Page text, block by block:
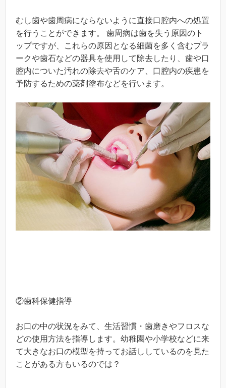
むし歯や歯周病にならないように直接口腔内への処置
を行うことができます。 歯周病は歯を失う原因のト
ップですが、これらの原因となる細菌を多く含むプラ
ークや歯石などの器具を使用して除去したり、歯や口
腔内についた汚れの除去や舌のケア、口腔内の疾患を
予防するための薬剤塗布などを行います。
②歯科保健指導
お口の中の状況をみて、生活習慣・歯磨きやフロスな
どの使用方法を指導します。幼稚園や小学校などに来
て大きなお口の模型を持ってお話ししているのを見た
ことがある方もいるのでは？